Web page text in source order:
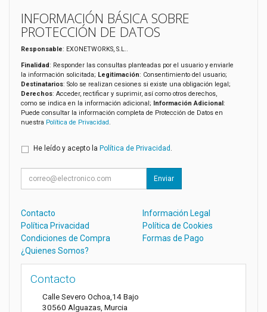
INFORMACIÓN BÁSICA SOBRE
PROTECCIÓN DE DATOS
Responsable: EXONETWORKS, S.L..
Finalidad: Responder las consultas planteadas por el usuario y enviarle
la información solicitada; Legitimación: Consentimiento del usuario;
Destinatarios: Solo se realizan cesiones si existe una obligación legal;
Derechos: Acceder, rectificar y suprimir, así como otros derechos,
como se indica en la información adicional; Información Adicional:
Puede consultar la información completa de Protección de Datos en
nuestra Política de Privacidad.
He leído y acepto la Política de Privacidad .
Enviar
Contacto
Información Legal
Política Privacidad
Política de Cookies
Condiciones de Compra
Formas de Pago
¿Quienes Somos?
Contacto
Calle Severo Ochoa,14 Bajo
30560 Alguazas Murcia